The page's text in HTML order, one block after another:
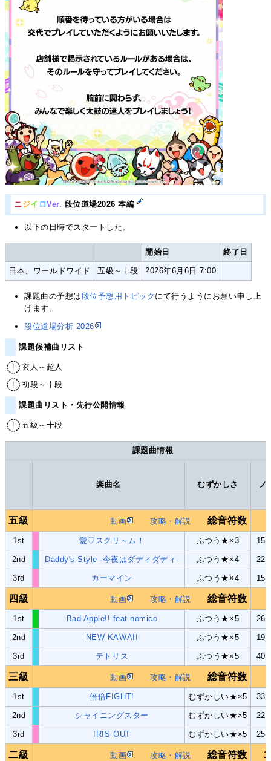
ニジイ ロVer. 段位道場2026 本編
以下の日時でスタートした。
開始日 終了日
日本、ワールドワイド 五級～十段 2026年6月6日 7:00
課題曲の予想は段位予想用トピック にて行うようにお願い申し上
げます。
段位道場分析 2026
課題候補曲リスト
玄人～超人
初段～十段
課題曲リスト・先行公開情報
五級～十段
課題曲情報
楽曲名 むずかしさ ノ
五級 動画 攻略・解説 総音符数
1st 愛♡スクリ～ム！ ふつう★×3
2nd Daddy's Style -今夜はダディダディ- ふつう★×4
3rd カーマイン ふつう★×4
四級 動画 攻略・解説 総音符数
1st Bad Apple!! feat.nomico ふつう★×5
2nd NEW KAWAII ふつう★×5
3rd テトリス ふつう★×5
三級 動画 攻略・解説 総音符数
1st 倍倍FIGHT! むずかしい★×5
2nd シャイニングスター むずかしい★×5
3rd IRIS OUT むずかしい★×5
二級 動画 攻略・解説 総音符数